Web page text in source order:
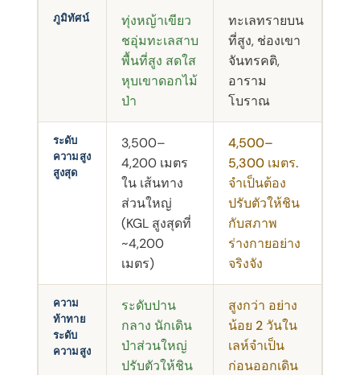
ภูมิทัศน์
ทุ่งหญ้าเขียว
ชอุ่มทะเลสาบ
พื้นที่สูง สดใส
หุบเขาดอกไม้
ป่า
ทะเลทรายบน
ที่สูง, ช่องเขา
จันทรคติ,
อาราม
โบราณ
ระดับ
ความสูง
สูงสุด
3,500–
4,200 เมตร
ใน เส้นทาง
ส่วนใหญ่
(KGL สูงสุดที่
~4,200
เมตร)
4,500–
5,300 เมตร.
จําเป็นต้อง
ปรับตัวให้ชิน
กับสภาพ
ร่างกายอย่าง
จริงจัง
ความ
ท้าทาย
ระดับ
ความสูง
ระดับปาน
กลาง นักเดิน
ป่าส่วนใหญ่
ปรับตัวให้ชิน
สูงกว่า อย่าง
น้อย 2 วันใน
เลห์จําเป็น
ก่อนออกเดิน